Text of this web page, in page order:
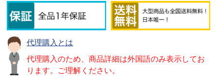
代理購入とは
代理購入のため、商品詳細は外国語のみ表示してお
ります。ご理解ください。